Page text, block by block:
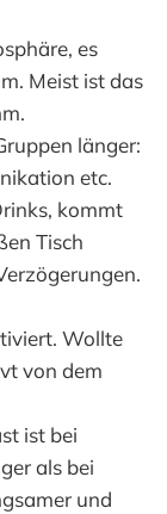
es
Meist ist das
länger:
etc.
kommt
Tisch
Wollte
von dem
ist bei
als bei
und